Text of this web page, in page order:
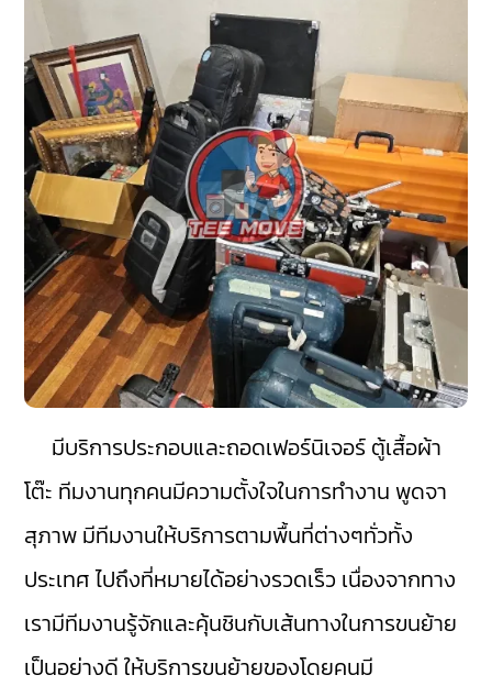
มีบริการประกอบและถอดเฟอร์นิเจอร์ ตู้เสื้อผ้า
โต๊ะ ทีมงานทุกคนมีความตั้งใจในการทำงาน พูดจา
สุภาพ มีทีมงานให้บริการตามพื้นที่ต่างๆทั่วทั้ง
ประเทศ ไปถึงที่หมายได้อย่างรวดเร็ว เนื่องจากทาง
เรามีทีมงานรู้จักและคุ้นชินกับเส้นทางในการขนย้าย
เป็นอย่างดี ให้บริการขนย้ายของโดยคนมี